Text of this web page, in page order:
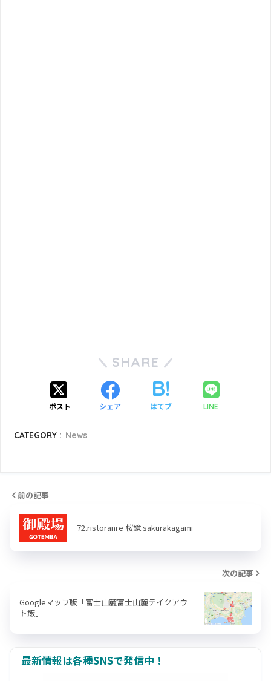
SHARE
ポスト シェア はてブ LINE
CATEGORY : News
前の記事
72.ristoranre 桜鏡 sakurakagami
次の記事
Googleマップ版「富士山麓富士山麓テイクアウ
ト飯」
最新情報は各種SNSで発信中！